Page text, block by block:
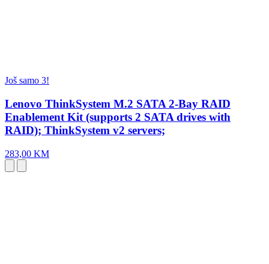
Još samo 3!
Lenovo ThinkSystem M.2 SATA 2-Bay RAID
Enablement Kit (supports 2 SATA drives with
RAID); ThinkSystem v2 servers;
283,00 KM